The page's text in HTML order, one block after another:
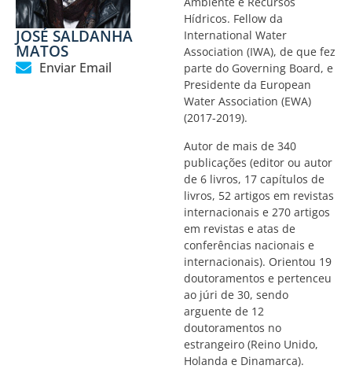
JOSÉ SALDANHA
MATOS
Enviar Email
Hídricos. Fellow da
International Water
Association (IWA), de que fez
parte do Governing Board, e
Presidente da European
Water Association (EWA)
(2017-2019).
Autor de mais de 340
publicações (editor ou autor
de 6 livros, 17 capítulos de
livros, 52 artigos em revistas
internacionais e 270 artigos
em revistas e atas de
conferências nacionais e
internacionais). Orientou 19
doutoramentos e pertenceu
ao júri de 30, sendo
arguente de 12
doutoramentos no
estrangeiro (Reino Unido,
Holanda e Dinamarca).